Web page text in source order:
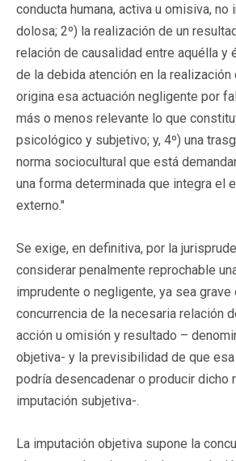
conducta humana, activa u omisiva, no
dolosa; 2º) la realización de un
relación de causalidad entre aquélla y
de la debida atención en la realización
origina esa actuación negligente por
más o menos relevante lo que
psicológico y subjetivo; y, 4º) una
norma sociocultural que está
una forma determinada que integra el
externo."
Se exige, en definitiva, por la
considerar penalmente reprochable
imprudente o negligente, ya sea grave
concurrencia de la necesaria relación
acción u omisión y resultado –
objetiva- y la previsibilidad de que
podría desencadenar o producir dicho
imputación subjetiva-.
La imputación objetiva supone la